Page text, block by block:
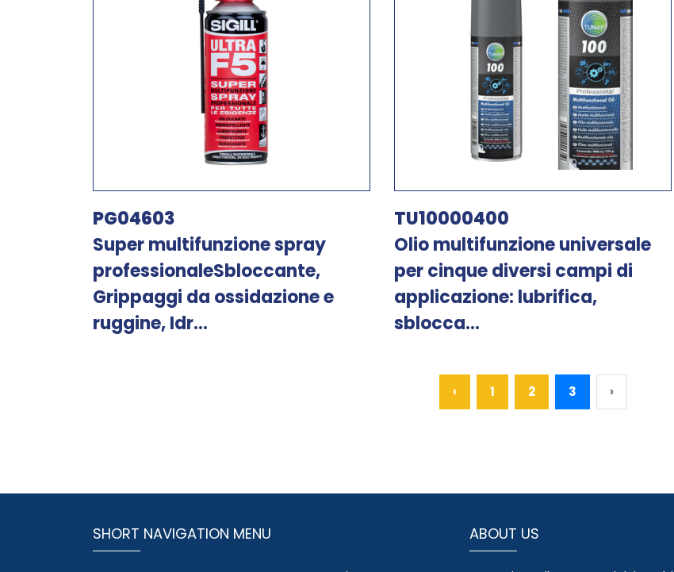
PG04603
Super multifunzione spray
professionaleSbloccante,
Grippaggi da ossidazione e
ruggine, Idr...
TU10000400
Olio multifunzione universale
per cinque diversi campi di
applicazione: lubrifica,
sblocca...
‹ 1 2 3 ›
SHORT NAVIGATION MENU ABOUT US